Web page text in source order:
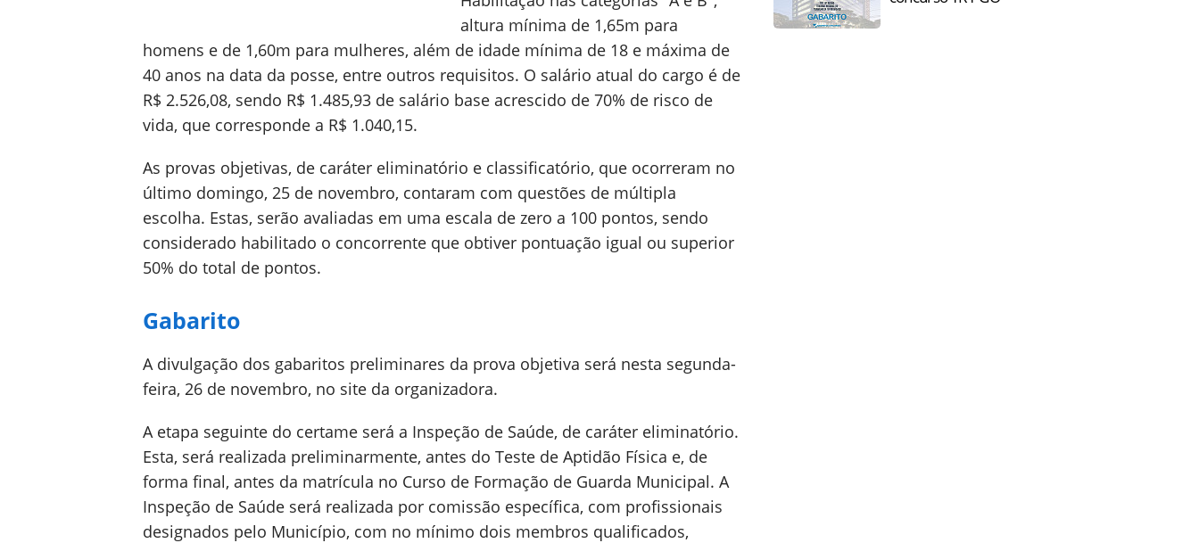
altura mínima de 1,65m para
homens e de 1,60m para mulheres, além de idade mínima de 18 e máxima de
40 anos na data da posse, entre outros requisitos. O salário atual do cargo é de
R$ 2.526,08, sendo R$ 1.485,93 de salário base acrescido de 70% de risco de
vida, que corresponde a R$ 1.040,15.
As provas objetivas, de caráter eliminatório e classificatório, que ocorreram no
último domingo, 25 de novembro, contaram com questões de múltipla
escolha. Estas, serão avaliadas em uma escala de zero a 100 pontos, sendo
considerado habilitado o concorrente que obtiver pontuação igual ou superior
50% do total de pontos.
Gabarito
A divulgação dos gabaritos preliminares da prova objetiva será nesta segunda-
feira, 26 de novembro, no site da organizadora.
A etapa seguinte do certame será a Inspeção de Saúde, de caráter eliminatório.
Esta, será realizada preliminarmente, antes do Teste de Aptidão Física e, de
forma final, antes da matrícula no Curso de Formação de Guarda Municipal. A
Inspeção de Saúde será realizada por comissão específica, com profissionais
designados pelo Município, com no mínimo dois membros qualificados,